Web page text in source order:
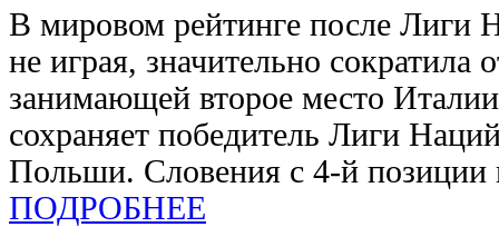
В мировом рейтинге после Лиги
не играя, значительно сократила
занимающей второе место
сохраняет победитель Лиги
Польши. Словения с 4-й позиции
ПОДРОБНЕЕ